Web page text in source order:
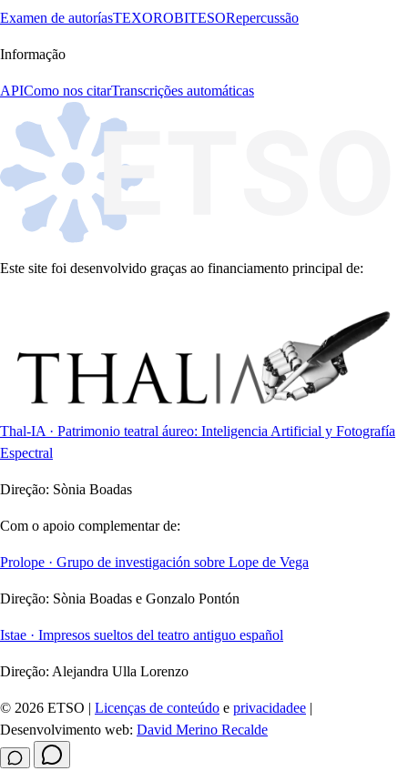
Examen de autoríasTEXOROBITESORepercussão
Informação
APIComo nos citarTranscrições automáticas
Este site foi desenvolvido graças ao financiamento principal de:
Thal-IA · Patrimonio teatral áureo: Inteligencia Artificial y Fotografía
Espectral
Direção: Sònia Boadas
Com o apoio complementar de:
Prolope · Grupo de investigación sobre Lope de Vega
Direção: Sònia Boadas e Gonzalo Pontón
Istae · Impresos sueltos del teatro antiguo español
Direção: Alejandra Ulla Lorenzo
© 2026 ETSO | Licenças de conteúdo e privacidadee |
Desenvolvimento web: David Merino Recalde